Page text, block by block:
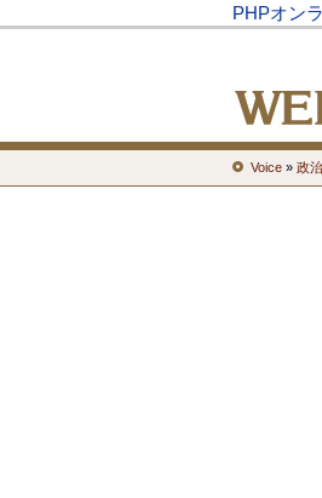
PHPオン
Voice » 政